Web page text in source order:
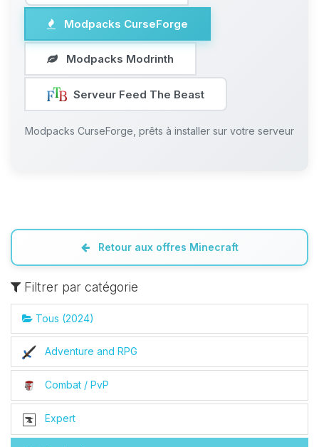
Modpacks CurseForge
Modpacks Modrinth
Serveur Feed The Beast
Modpacks CurseForge, prêts à installer sur votre serveur
Retour aux offres Minecraft
Filtrer par catégorie
Tous (2024)
Adventure and RPG
Combat / PvP
Expert